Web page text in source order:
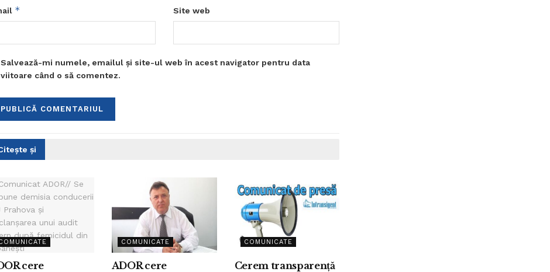
* Site web
Salvează-mi numele, emailul și site-ul web în acest navigator pentru data
viitoare când o să comentez.
și
cere
COMUNICATE
ADOR cere
COMUNICATE
Cerem transparență